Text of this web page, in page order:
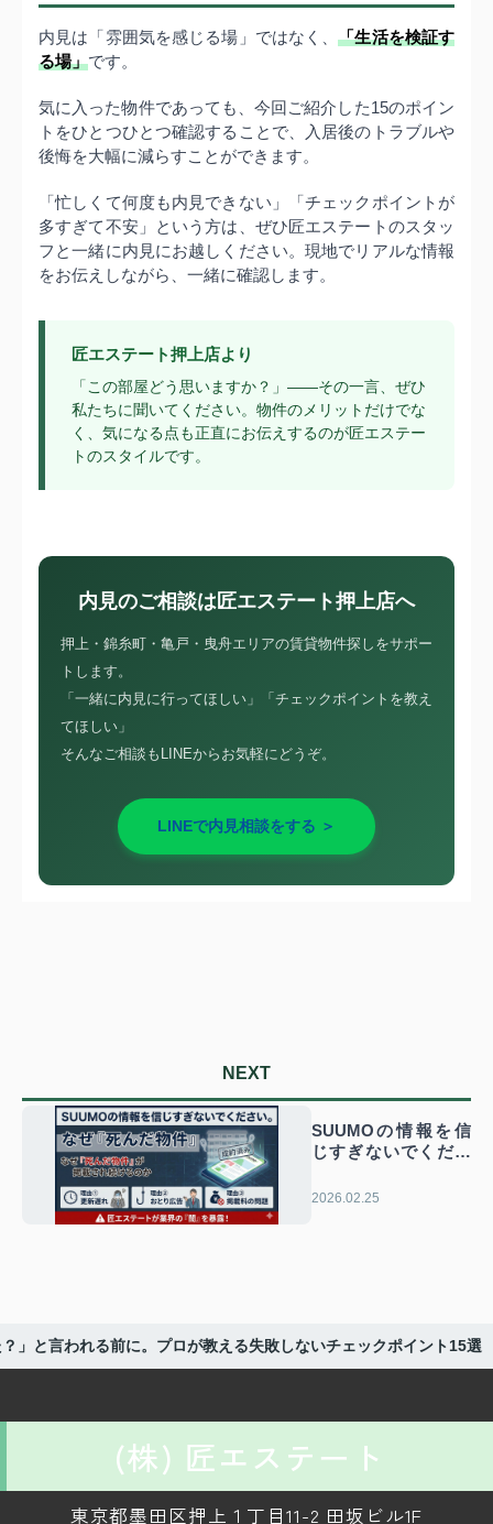
内見は「雰囲気を感じる場」ではなく、「生活を検証す
る場」です。
気に入った物件であっても、今回ご紹介した15のポイン
トをひとつひとつ確認することで、入居後のトラブルや
後悔を大幅に減らすことができます。
「忙しくて何度も内見できない」「チェックポイントが
多すぎて不安」という方は、ぜひ匠エステートのスタッ
フと一緒に内見にお越しください。現地でリアルな情報
をお伝えしながら、一緒に確認します。
匠エステート押上店より
「この部屋どう思いますか？」——その一言、ぜひ
私たちに聞いてください。物件のメリットだけでな
く、気になる点も正直にお伝えするのが匠エステー
トのスタイルです。
内見のご相談は匠エステート押上店へ
押上・錦糸町・亀戸・曳舟エリアの賃貸物件探しをサポー
トします。
「一緒に内見に行ってほしい」「チェックポイントを教え
てほしい」
そんなご相談もLINEからお気軽にどうぞ。
LINEで内見相談をする ＞
NEXT
SUUMOの情報を信
じすぎないでくださ
が掲載され続けるの
2026.02.25
」と言われる前に。プロが教える失敗しないチェックポイント15選
(株) 匠エステート
東京都墨田区押上１丁目11-2 田坂ビル1F